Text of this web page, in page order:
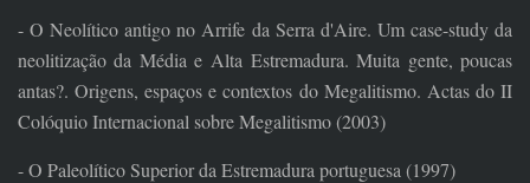
- O Neolítico antigo no Arrife da Serra d'Aire. Um case-study da
neolitização da Média e Alta Estremadura. Muita gente, poucas
antas?. Origens, espaços e contextos do Megalitismo. Actas do II
Colóquio Internacional sobre Megalitismo (2003)
- O Paleolítico Superior da Estremadura portuguesa (1997)